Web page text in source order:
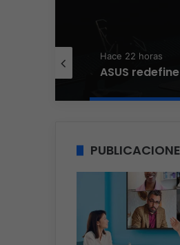
Hace 22 horas